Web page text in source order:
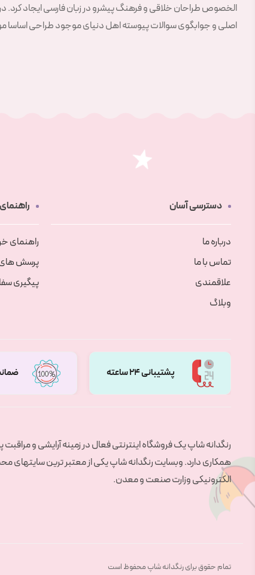
الخصوص طراحان خلاقی و فرهنگ پیشرو در زبان فارسی ایجاد کرد.
اصلی و جوابگوی سوالات پیوسته اهل دنیای موجود طراحی اساسا
دسترسی آسان
درباره ما
تماس با ما
علاقمندی
وبلاگ
راهنمای
پرسش
پیگیری
پشتیبانی 24 ساعته
رنگدانه شاپ یک فروشگاه اینترنتی فعال در زمینه آرایشی و
همکاری دارد. وبسایت رنگدانه شاپ یکی از معتبر ترین سایتهای
الکترونیکی وزارت صنعت و معدن.
تمام حقوق برای رنگدانه شاپ محفوظ است